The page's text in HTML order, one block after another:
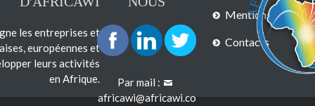
les entreprises et
européennes et
leurs activités
en Afrique.
Par mail :
africawi@africawi.co
Mentions légales
Contacts